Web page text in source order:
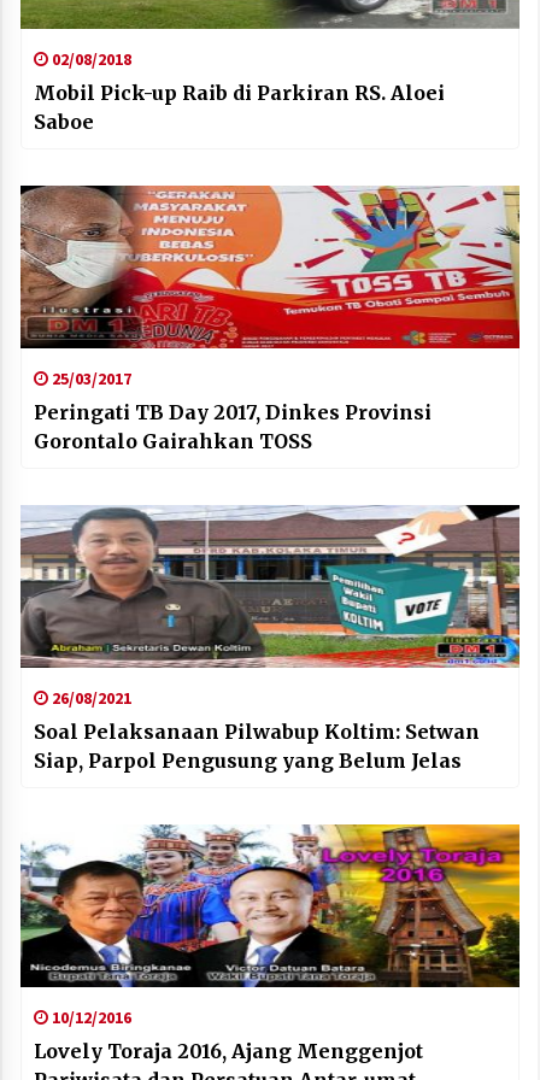
02/08/2018
Mobil Pick-up Raib di Parkiran RS. Aloei
Saboe
25/03/2017
Peringati TB Day 2017, Dinkes Provinsi
Gorontalo Gairahkan TOSS
26/08/2021
Soal Pelaksanaan Pilwabup Koltim: Setwan
Siap, Parpol Pengusung yang Belum Jelas
10/12/2016
Lovely Toraja 2016, Ajang Menggenjot